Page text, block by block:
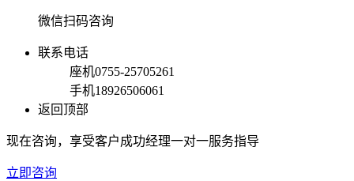
微信扫码咨询
联系电话
座机0755-25705261
手机18926506061
返回顶部
现在咨询，享受客户成功经理一对一服务指导
立即咨询